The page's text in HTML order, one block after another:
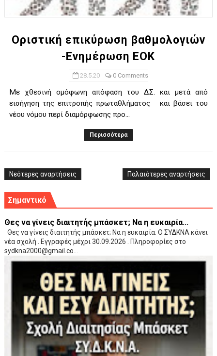
ΧΡΟΝΙΑ ΠΟΛΛΑ ΣΤΟ ΕΛΛΗΝΙΚΟ ΜΠΑΣΚΕΤ : 39Η ΕΠΕΤΕΙΟΣ ΑΠΟ
Ο δρόμος για τον 29ο τελικό κυπέλλου ανδρών ΕΣΚΑΝΑ
U21: Τεράστια πρόκριση για τον Πανελευσινιακό στον
Γ΄ανδρών play offs : "Σκληρό" καρύδι η Φιλία Περάματος
Play off B εφήβων Β φάση Στο f4 ΑΕ Ρέντη, Πέρα , Ερμής
Οριστική επικύρωση βαθμολογιών
-Ενημέρωση ΕΟΚ
28.5.20 0 Comments
Με χθεσινή ομόφωνη απόφαση του ΔΣ. και μετά από
εισήγηση της επιτροπής πρωταθλήματος και βάσει του
νέου νόμου περί διαμόρφωσης προ...
Περισσότερα
Νεότερες αναρτήσεις Παλαιότερες αναρτήσεις
Σημαντικό
Θες να γίνεις διαιτητής μπάσκετ; Να η ευκαιρία...
Θες να γίνεις διαιτητής μπάσκετ; Να η ευκαιρία. Ο ΣΥΔΚΝΑ κάνει
νέα σχολή . Εγγραφές μέχρι 30.09.2026 . Πληροφορίες στο
sydkna2000@gmail.co...